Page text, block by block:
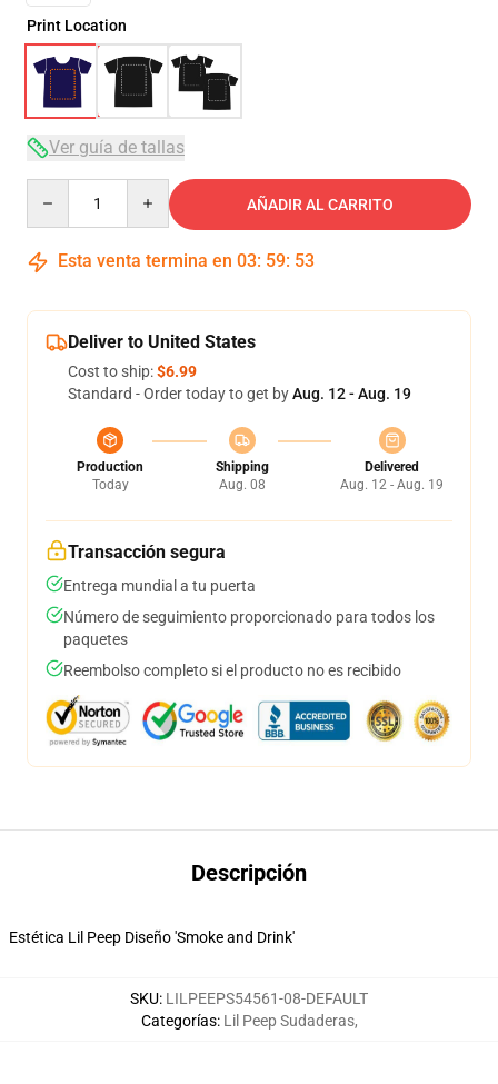
Print Location
Ver guía de tallas
AÑADIR AL CARRITO
Esta venta termina en 03: 59: 52
Deliver to United States
Cost to ship:$6.99
Standard - Order today to get byAug. 12 - Aug. 19
Production
Today
Shipping
Aug. 08
Delivered
Aug. 12 - Aug. 19
Transacción segura
Entrega mundial a tu puerta
Número de seguimiento proporcionado para todos los
paquetes
Reembolso completo si el producto no es recibido
Descripción
Estética Lil Peep Diseño 'Smoke and Drink'
SKU: LILPEEPS54561-08-DEFAULT
Categorías: Lil Peep Sudaderas,